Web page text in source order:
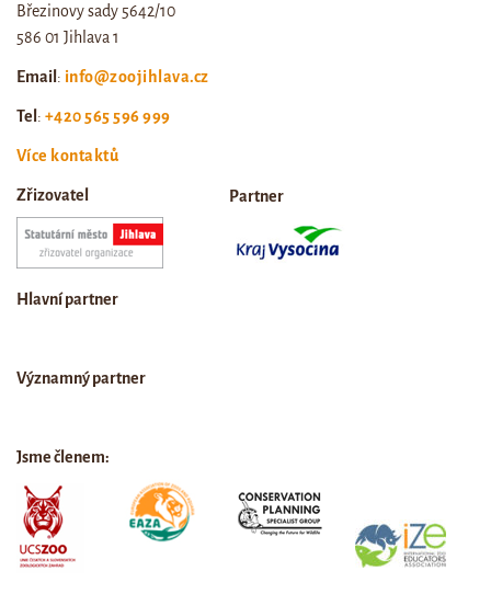
Březinovy sady 5642/10
586 01 Jihlava 1
Email: info@zoojihlava.cz
Tel: +420 565 596 999
Více kontaktů
Zřizovatel Partner
Hlavní partner
Významný partner
Jsme členem: